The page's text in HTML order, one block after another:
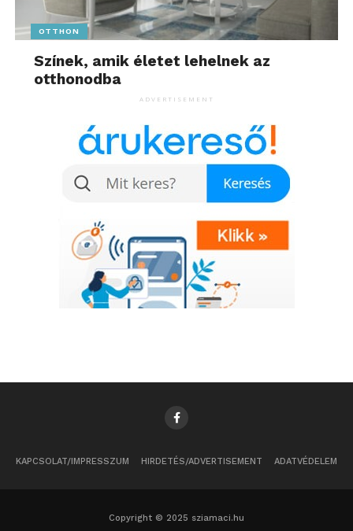
OTTHON
Színek, amik életet lehelnek az
otthonodba
ADVERTISEMENT
KAPCSOLAT/IMPRESSZUM HIRDETÉS/ADVERTISEMENT ADATVÉDELEM
Copyright © 2025 sziamaci.hu